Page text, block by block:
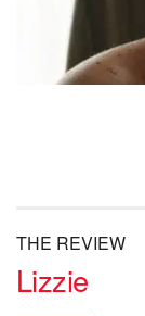
THE REVIEW
Lizzie